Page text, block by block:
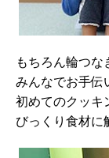
もちろん輪つ
みんなでお手伝
初めてのクッキ
びっくり食材に